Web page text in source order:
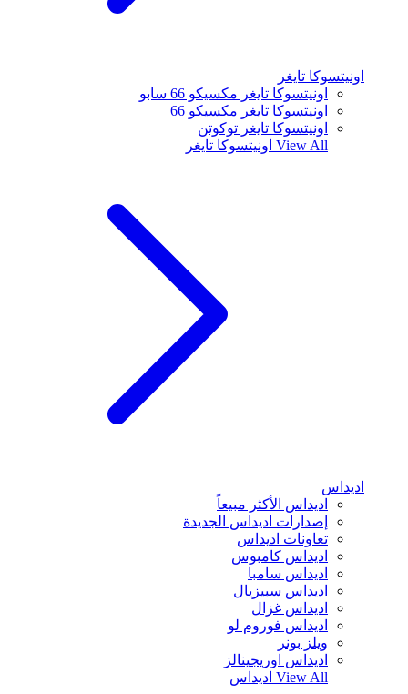
اونيتسوكا تايغر
اونيتسوكا تايغر مكسيكو 66 سابو
اونيتسوكا تايغر مكسيكو 66
اونيتسوكا تايغر توكوتن
View All اونيتسوكا تايغر
اديداس
اديداس الأكثر مبيعاً
إصدارات اديداس الجديدة
تعاونات اديداس
اديداس كامبوس
اديداس سامبا
اديداس سبيزيال
اديداس غزال
اديداس فوروم لو
ويلز بونر
اديداس اوريجينالز
View All اديداس